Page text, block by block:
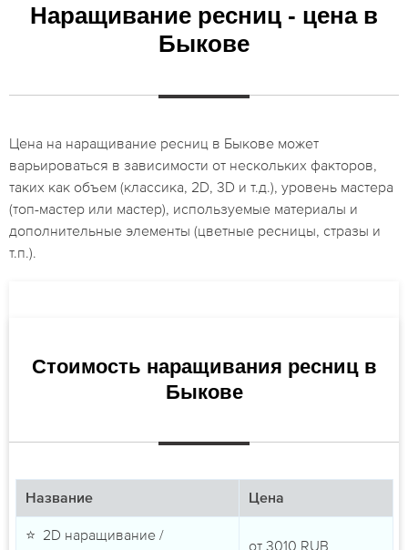
Наращивание ресниц - цена в
Быкове
Цена на наращивание ресниц в Быкове может
варьироваться в зависимости от нескольких факторов,
таких как объем (классика, 2D, 3D и т.д.), уровень мастера
(топ-мастер или мастер), используемые материалы и
дополнительные элементы (цветные ресницы, стразы и
т.п.).
Стоимость наращивания ресниц в
Быкове
Название Цена
⭐ 2D наращивание /
от 3010 RUB